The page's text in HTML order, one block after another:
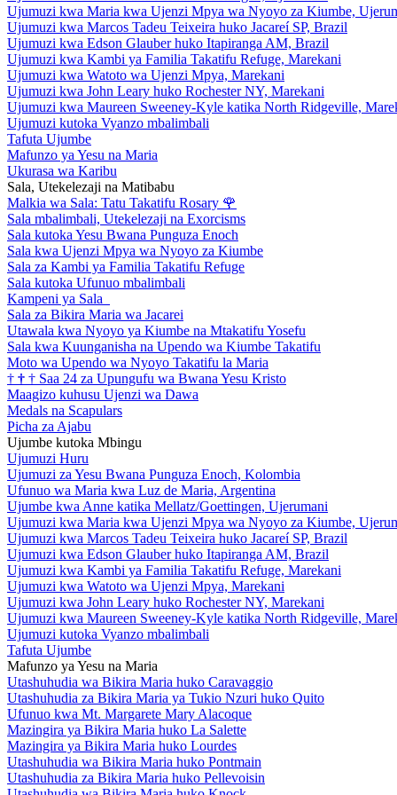
Ujumuzi kwa Maria kwa Ujenzi Mpya wa Nyoyo za Kiumbe,
Ujumuzi kwa Marcos Tadeu Teixeira huko Jacareí SP, Brazil
Ujumuzi kwa Edson Glauber huko Itapiranga AM, Brazil
Ujumuzi kwa Kambi ya Familia Takatifu Refuge, Marekani
Ujumuzi kwa Watoto wa Ujenzi Mpya, Marekani
Ujumuzi kwa John Leary huko Rochester NY, Marekani
Ujumuzi kwa Maureen Sweeney-Kyle katika North Ridgeville,
Ujumuzi kutoka Vyanzo mbalimbali
Tafuta Ujumbe
Mafunzo ya Yesu na Maria
Ukurasa wa Karibu
Sala, Utekelezaji na Matibabu
Malkia wa Sala: Tatu Takatifu Rosary 🌹
Sala mbalimbali, Utekelezaji na Exorcisms
Sala kutoka Yesu Bwana Punguza Enoch
Sala kwa Ujenzi Mpya wa Nyoyo za Kiumbe
Sala za Kambi ya Familia Takatifu Refuge
Sala kutoka Ufunuo mbalimbali
Kampeni ya Sala
Sala za Bikira Maria wa Jacarei
Utawala kwa Nyoyo ya Kiumbe na Mtakatifu Yosefu
Sala kwa Kuunganisha na Upendo wa Kiumbe Takatifu
Moto wa Upendo wa Nyoyo Takatifu la Maria
† † † Saa 24 za Upungufu wa Bwana Yesu Kristo
Maagizo kuhusu Ujenzi wa Dawa
Medals na Scapulars
Picha za Ajabu
Ujumbe kutoka Mbingu
Ujumuzi Huru
Ujumuzi za Yesu Bwana Punguza Enoch, Kolombia
Ufunuo wa Maria kwa Luz de Maria, Argentina
Ujumbe kwa Anne katika Mellatz/Goettingen, Ujerumani
Ujumuzi kwa Maria kwa Ujenzi Mpya wa Nyoyo za Kiumbe,
Ujumuzi kwa Marcos Tadeu Teixeira huko Jacareí SP, Brazil
Ujumuzi kwa Edson Glauber huko Itapiranga AM, Brazil
Ujumuzi kwa Kambi ya Familia Takatifu Refuge, Marekani
Ujumuzi kwa Watoto wa Ujenzi Mpya, Marekani
Ujumuzi kwa John Leary huko Rochester NY, Marekani
Ujumuzi kwa Maureen Sweeney-Kyle katika North Ridgeville,
Ujumuzi kutoka Vyanzo mbalimbali
Tafuta Ujumbe
Mafunzo ya Yesu na Maria
Utashuhudia wa Bikira Maria huko Caravaggio
Utashuhudia za Bikira Maria ya Tukio Nzuri huko Quito
Ufunuo kwa Mt. Margarete Mary Alacoque
Mazingira ya Bikira Maria huko La Salette
Mazingira ya Bikira Maria huko Lourdes
Utashuhudia wa Bikira Maria huko Pontmain
Utashuhudia za Bikira Maria huko Pellevoisin